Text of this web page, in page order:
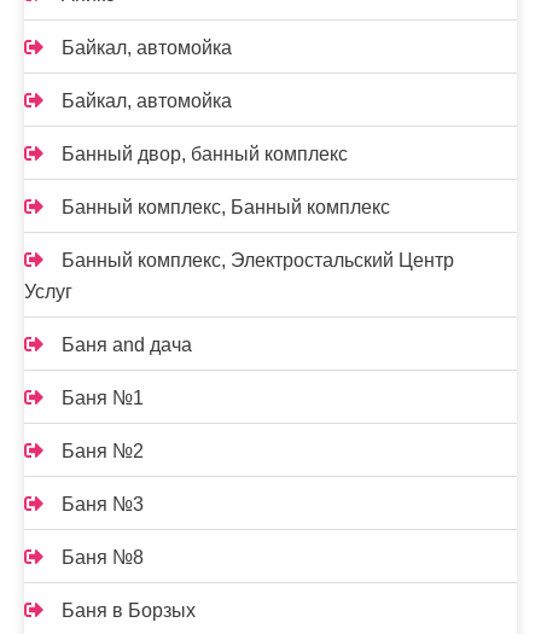
Байкал, автомойка
Байкал, автомойка
Банный двор, банный комплекс
Банный комплекс, Банный комплекс
Банный комплекс, Электростальский Центр
Услуг
Баня and дача
Баня №1
Баня №2
Баня №3
Баня №8
Баня в Борзых